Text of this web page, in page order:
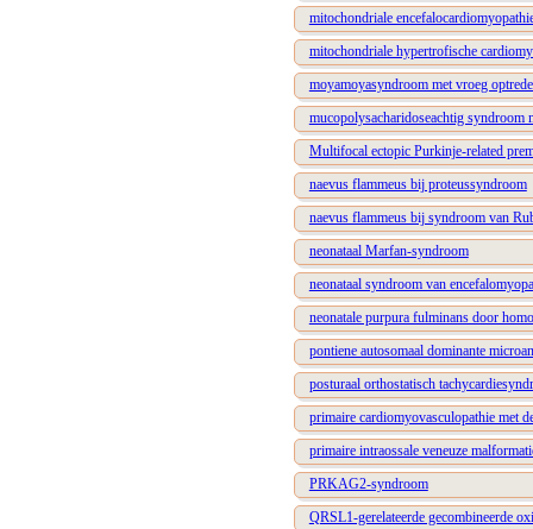
mitochondriale
mitochondriale hypertrofische
moyamoyasyndroom met vroeg
mucopolysacharidoseachtig syndroom
Multifocal ectopic Purkinje-related
naevus flammeus bij proteussyndroom
naevus flammeus bij syndroom van
neonataal Marfan-syndroom
neonataal syndroom van
neonatale purpura fulminans door
pontiene autosomaal dominante
posturaal orthostatisch
primaire cardiomyovasculopathie met
primaire intraossale veneuze
PRKAG2-syndroom
QRSL1-gerelateerde gecombineerde